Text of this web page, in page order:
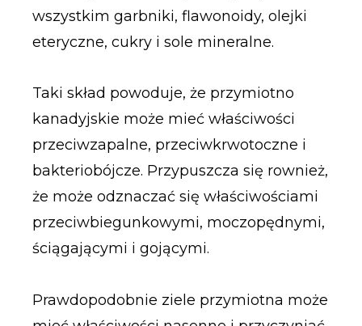
wszystkim garbniki, flawonoidy, olejki
eteryczne, cukry i sole mineralne.
Taki skład powoduje, że przymiotno
kanadyjskie może mieć właściwości
przeciwzapalne, przeciwkrwotoczne i
bakteriobójcze. Przypuszcza się rownież,
że może odznaczać się właściwościami
przeciwbiegunkowymi, moczopędnymi,
ściągającymi i gojącymi.
Prawdopodobnie ziele przymiotna może